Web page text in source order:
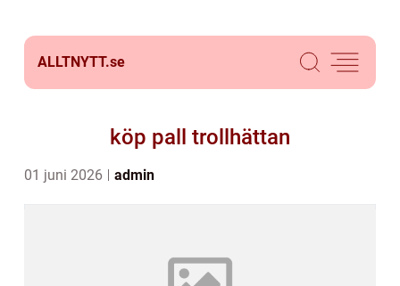
ALLTNYTT.se
köp pall trollhättan
01 juni 2026 admin